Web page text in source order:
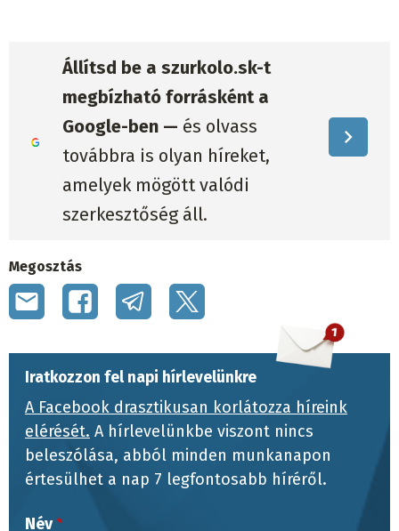
Állítsd be a szurkolo.sk-t
megbízható forrásként a
Google-ben — és olvass
továbbra is olyan híreket,
amelyek mögött valódi
szerkesztőség áll.
Megosztás
Iratkozzon fel napi hírlevelünkre
A Facebook drasztikusan korlátozza híreink
elérését. A hírlevelünkbe viszont nincs
beleszólása, abból minden munkanapon
értesülhet a nap 7 legfontosabb híréről.
Név